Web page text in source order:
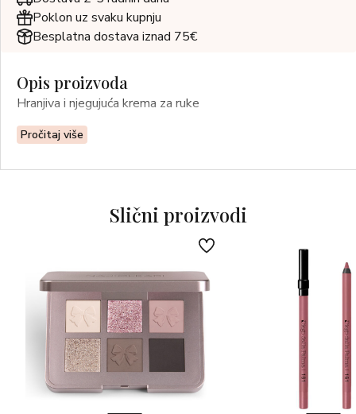
Poklon uz svaku kupnju
Besplatna dostava iznad 75€
Opis proizvoda
Hranjiva i njegujuća krema za ruke
Pročitaj više
Slični proizvodi